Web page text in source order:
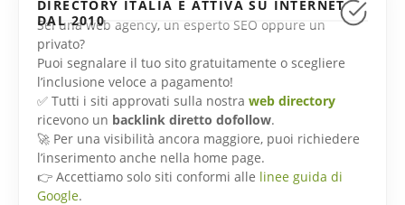
DIRECTORY ITALIA È ATTIVA SU INTERNET
DAL 2010
Sei una web agency, un esperto SEO oppure un
privato?
Puoi segnalare il tuo sito gratuitamente o scegliere
l’inclusione veloce a pagamento!
✅ Tutti i siti approvati sulla nostra web directory
ricevono un backlink diretto dofollow.
🚀 Per una visibilità ancora maggiore, puoi richiedere
l’inserimento anche nella home page.
👉 Accettiamo solo siti conformi alle linee guida di
Google.